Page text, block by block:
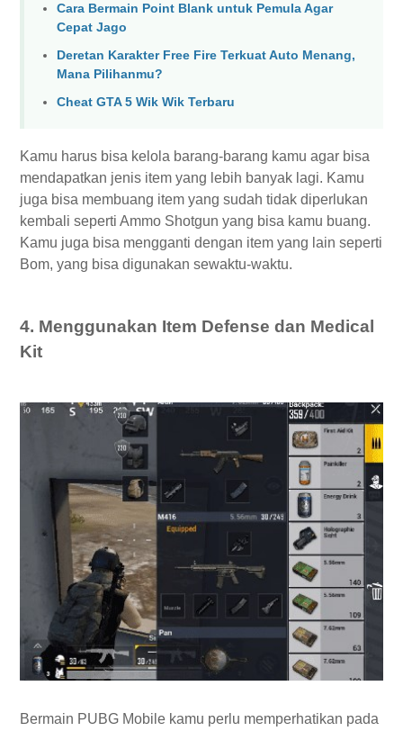
Cara Bermain Point Blank untuk Pemula Agar
Cepat Jago
Deretan Karakter Free Fire Terkuat Auto Menang,
Mana Pilihanmu?
Cheat GTA 5 Wik Wik Terbaru
Kamu harus bisa kelola barang-barang kamu agar bisa
mendapatkan jenis item yang lebih banyak lagi. Kamu
juga bisa membuang item yang sudah tidak diperlukan
kembali seperti Ammo Shotgun yang bisa kamu buang.
Kamu juga bisa mengganti dengan item yang lain seperti
Bom, yang bisa digunakan sewaktu-waktu.
4. Menggunakan Item Defense dan Medical
Kit
Bermain PUBG Mobile kamu perlu memperhatikan pada